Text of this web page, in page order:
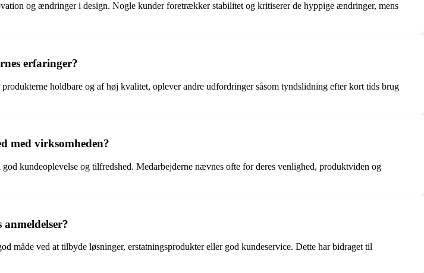
og ændringer i design. Nogle kunder foretrækker stabilitet og kritiserer de hyppige ændringer, mens
erfaringer?
holdbare og af høj kvalitet, oplever andre udfordringer såsom tyndslidning efter kort tids brug
med virksomheden?
kundeoplevelse og tilfredshed. Medarbejderne nævnes ofte for deres venlighed, produktviden og
måde ved at tilbyde løsninger, erstatningsprodukter eller god kundeservice. Dette har bidraget til